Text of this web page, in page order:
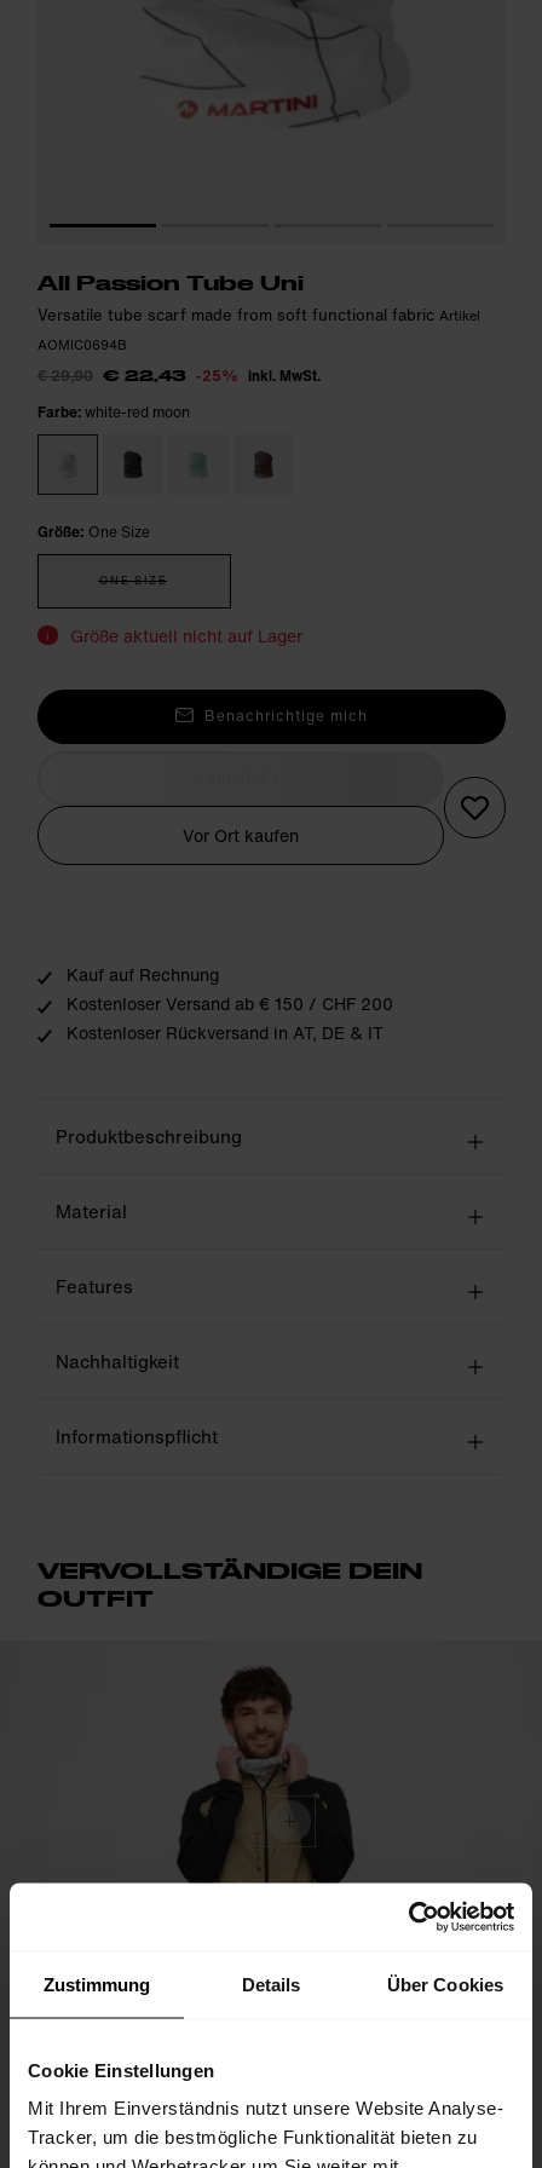
Zustimmung Details Über Cookies
Cookie Einstellungen
Mit Ihrem Einverständnis nutzt unsere Website Analyse-
Tracker, um die bestmögliche Funktionalität bieten zu
All Passion Tube Uni
Versatile tube scarf made from soft functional fabric Artikel
AOMIC0694B
€ 29,90 € 22,43 -25% inkl. MwSt.
Farbe: white-red moon
Größe: One Size
ONE SIZE
i Größe aktuell nicht auf Lager
Benachrichtige mich
Vor Ort kaufen
Kauf auf Rechnung
Kostenloser Versand ab € 150 / CHF 200
Kostenloser Rückversand in AT, DE & IT
Produktbeschreibung
Material
Features
Nachhaltigkeit
Informationspflicht
VERVOLLSTÄNDIGE DEIN
OUTFIT